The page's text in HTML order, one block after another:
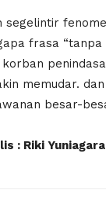
segelintir
frasa
memudar.
besar-
: Riki